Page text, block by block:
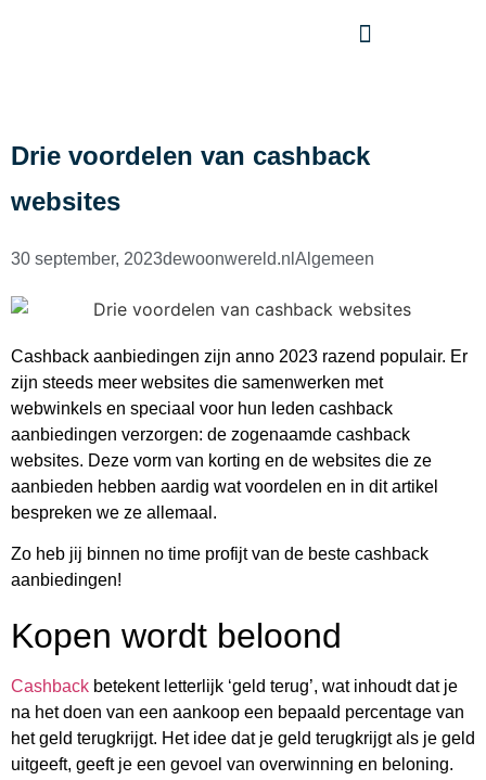
Drie voordelen van cashback
websites
30 september, 2023dewoonwereld.nl Algemeen
Cashback aanbiedingen zijn anno 2023 razend populair. Er
zijn steeds meer websites die samenwerken met
webwinkels en speciaal voor hun leden cashback
aanbiedingen verzorgen: de zogenaamde cashback
websites. Deze vorm van korting en de websites die ze
aanbieden hebben aardig wat voordelen en in dit artikel
bespreken we ze allemaal.
Zo heb jij binnen no time profijt van de beste cashback
aanbiedingen!
Kopen wordt beloond
Cashback betekent letterlijk ‘geld terug’, wat inhoudt dat je
na het doen van een aankoop een bepaald percentage van
het geld terugkrijgt. Het idee dat je geld terugkrijgt als je geld
uitgeeft, geeft je een gevoel van overwinning en beloning.